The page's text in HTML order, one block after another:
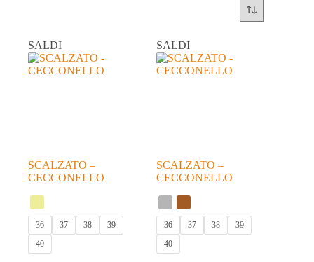
SALDI
SCALZATO –
CECCONELLO
36 37 38
39
40
SALDI
SCALZATO –
CECCONELLO
36 37 38
39
40